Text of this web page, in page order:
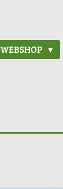
WEBSHOP